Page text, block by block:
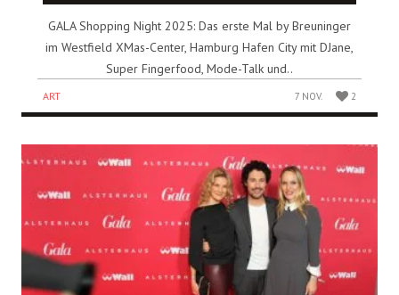
GALA Shopping Night 2025: Das erste Mal by Breuninger
im Westfield XMas-Center, Hamburg Hafen City mit DJane,
Super Fingerfood, Mode-Talk und..
ART 7 NOV. 2